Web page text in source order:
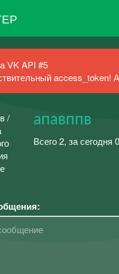
VK API #5
access_token!
апавппв
Всего 2, за сегодня